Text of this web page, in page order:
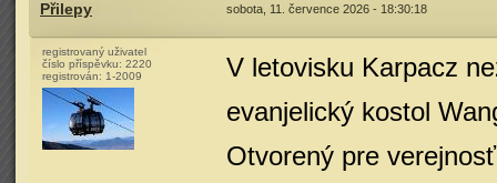
Přilepy sobota, 11. července 2026 - 18:30:18
registrovaný uživatel
číslo příspěvku: 2220
registrován: 1-2009
V letovisku Karpacz
evanjelický kostol
Otvorený pre